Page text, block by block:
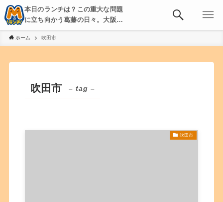
本日のランチは？この重大な問題
に立ち向かう葛藤の日々。大阪・
京都・神戸を中心とした食べ歩
き、飲み歩きを綴る。
ホーム 吹田市
吹田市 – tag –
吹田市